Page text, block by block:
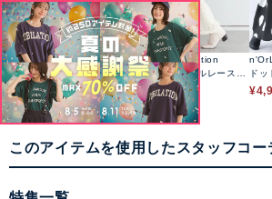
n'OrLABEL
配色ボリュームチュールス
カート
¥2,990 (税込)
somari imagination
ウェーブチュールレースス
カート
¥5,980(税込)
ドッ
ート
¥
このアイテムを使用したスタッフコー